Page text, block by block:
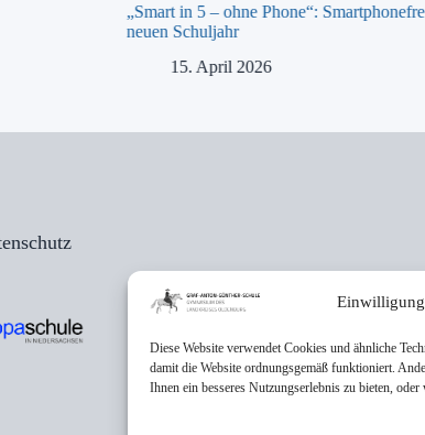
Diese Website verwendet Cookies und ähnliche
damit die Website ordnungsgemäß funktioniert.
Ihnen ein besseres Nutzungserlebnis zu bieten,
„Smart in 5 – ohne Phone“:
neuen Schuljahr
15. April 2026